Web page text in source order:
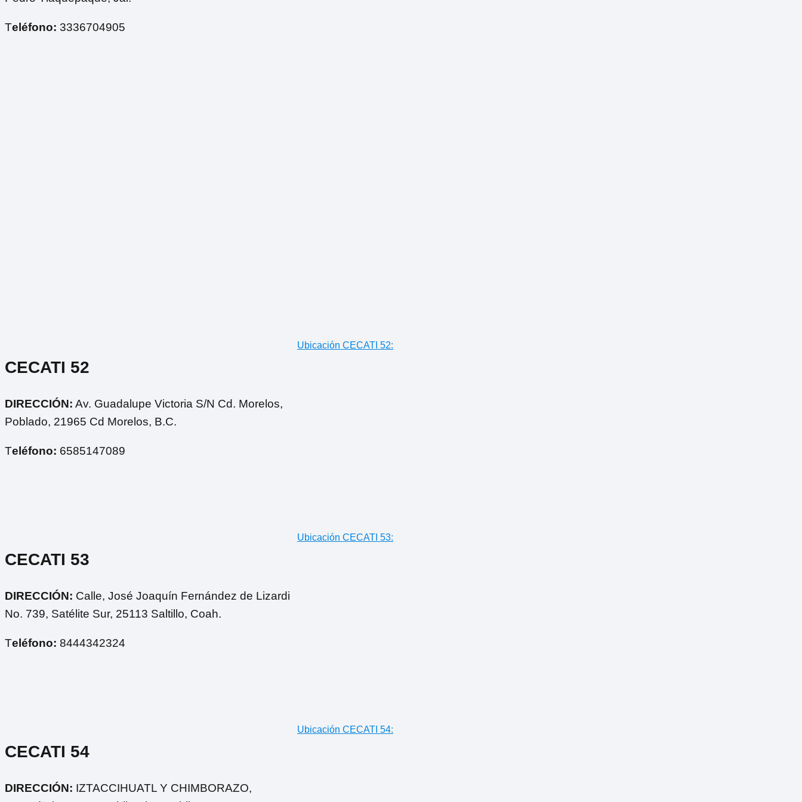
Teléfono: 3336704905
CECATI 52
DIRECCIÓN: Av. Guadalupe Victoria S/N Cd. Morelos,
Poblado, 21965 Cd Morelos, B.C.
Teléfono: 6585147089
Ubicación CECATI 52:
CECATI 53
DIRECCIÓN: Calle, José Joaquín Fernández de Lizardi
No. 739, Satélite Sur, 25113 Saltillo, Coah.
Teléfono: 8444342324
Ubicación CECATI 53:
CECATI 54
DIRECCIÓN: IZTACCIHUATL Y CHIMBORAZO,
Ubicación CECATI 54: